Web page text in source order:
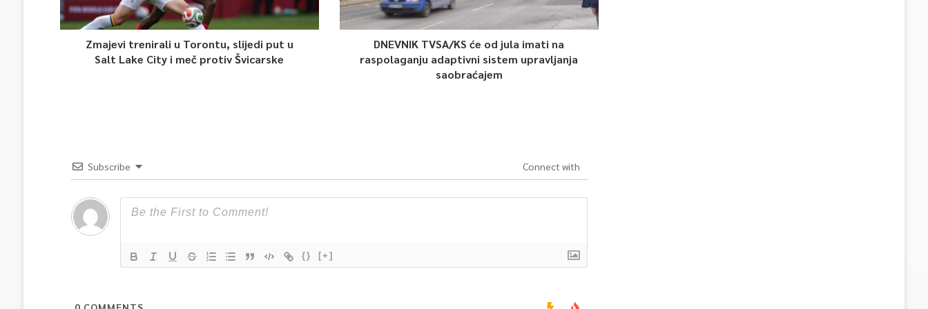
Zmajevi trenirali u Torontu, slijedi put u
Salt Lake City i meč protiv Švicarske
DNEVNIK TVSA/KS će od jula imati na
raspolaganju adaptivni sistem upravljanja
saobraćajem
Subscribe Connect with
{} [+]